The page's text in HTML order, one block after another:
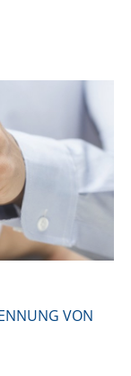
VON